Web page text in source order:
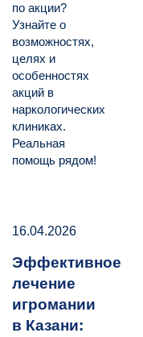
по акции?
Узнайте о
возможностях,
целях и
особенностях
акций в
наркологических
клиниках.
Реальная
помощь рядом!
16.04.2026
Эффективное
лечение
игромании
в Казани: